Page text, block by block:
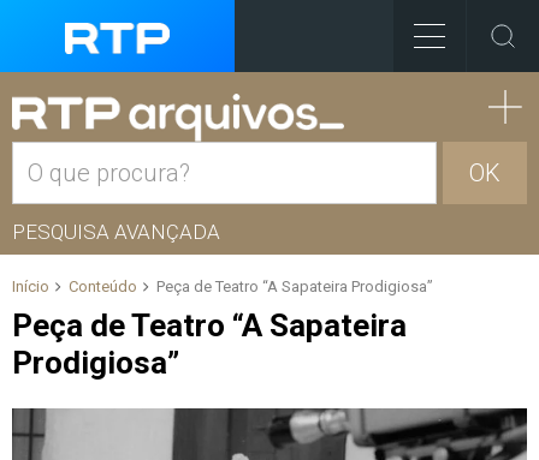
OK
PESQUISA AVANÇADA
Início Conteúdo Peça de Teatro “A Sapateira Prodigiosa”
Peça de Teatro “A Sapateira
Prodigiosa”